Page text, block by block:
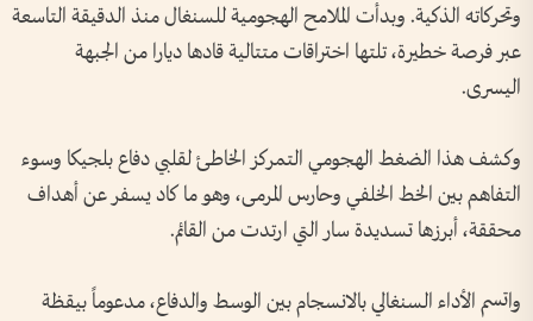
وتحركاته الذكية. وبدأت الملامح الهجومية للسنغال منذ الدقيقة التاسعة
عبر فرصة خطيرة، تلتها اختراقات متتالية قادها ديارا من الجبهة
اليسرى.
وكشف هذا الضغط الهجومي التمركز الخاطئ لقلبي دفاع بلجيكا وسوء
التفاهم بين الخط الخلفي وحارس المرمى، وهو ما كاد يسفر عن أهداف
محققة، أبرزها تسديدة سار التي ارتدت من القائم.
واتسم الأداء السنغالي بالانسجام بين الوسط والدفاع، مدعوماً بيقظة